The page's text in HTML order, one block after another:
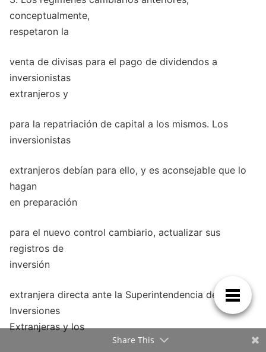
conceptualmente,
respetaron la
venta de divisas para el pago de dividendos a
inversionistas
extranjeros y
para la repatriación de capital a los mismos. Los
inversionistas
extranjeros debían para ello, y es aconsejable que lo
hagan
en preparación
para el nuevo control cambiario, actualizar sus
registros de
inversión
extranjera directa ante la Superintendencia de
Inversiones
Extranjeras y los
Share This